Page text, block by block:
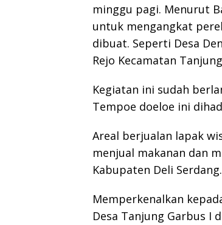
minggu pagi. Menurut
untuk mengangkat
dibuat. Seperti Desa
Rejo Kecamatan
Kegiatan ini sudah
Tempoe doeloe ini
Areal berjualan lapak
menjual makanan dan
Kabupaten Deli Serdang.
Memperkenalkan
Desa Tanjung Garbus I